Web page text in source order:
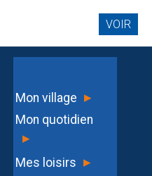
Mon village ▸
Mon quotidien
▸
Mes loisirs ▸
VOIR